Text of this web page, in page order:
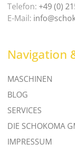
Telefon: +49 (0)
E-Mail:
Navigation
MASCHINEN
BLOG
SERVICES
DIE SCHOKOMA
IMPRESSUM